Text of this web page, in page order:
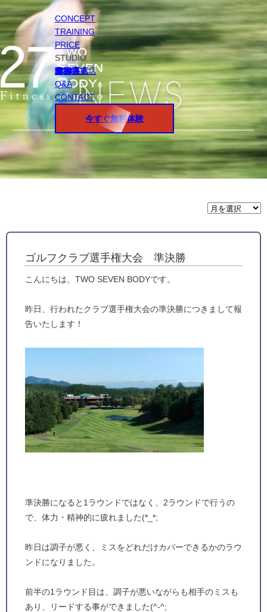
CONCEPT
TRAINING
PRICE
STUDIO
円山店
白石店
桑園店
北18条店
宮の沢店
環状通東店
STAFF
Q&A
CONTACT
今すぐ無料体験
月
間
ー
ゴルフクラブ選手権大会 準決勝
こんにちは、TWO SEVEN BODYです。
昨日、行われたクラブ選手権大会の準決勝につきまして報
告いたします！
準決勝になると1ラウンドではなく、2ラウンドで行うの
で、体力・精神的に疲れました(*_*;
昨日は調子が悪く、ミスをどれだけカバーできるかのラウ
ンドになりました。
前半の1ラウンド目は、調子が悪いながらも相手のミスも
あり、リードする事ができました(^-^;